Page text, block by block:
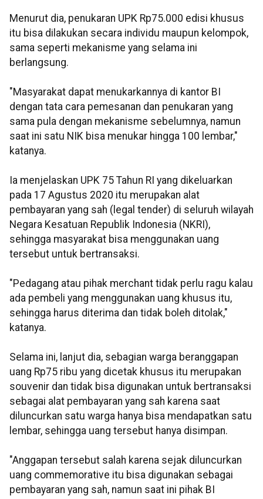
Menurut dia, penukaran UPK Rp75.000 edisi khusus
itu bisa dilakukan secara individu maupun kelompok,
sama seperti mekanisme yang selama ini
berlangsung.
"Masyarakat dapat menukarkannya di kantor BI
dengan tata cara pemesanan dan penukaran yang
sama pula dengan mekanisme sebelumnya, namun
saat ini satu NIK bisa menukar hingga 100 lembar,"
katanya.
Ia menjelaskan UPK 75 Tahun RI yang dikeluarkan
pada 17 Agustus 2020 itu merupakan alat
pembayaran yang sah (legal tender) di seluruh wilayah
Negara Kesatuan Republik Indonesia (NKRI),
sehingga masyarakat bisa menggunakan uang
tersebut untuk bertransaksi.
"Pedagang atau pihak merchant tidak perlu ragu kalau
ada pembeli yang menggunakan uang khusus itu,
sehingga harus diterima dan tidak boleh ditolak,"
katanya.
Selama ini, lanjut dia, sebagian warga beranggapan
uang Rp75 ribu yang dicetak khusus itu merupakan
souvenir dan tidak bisa digunakan untuk bertransaksi
sebagai alat pembayaran yang sah karena saat
diluncurkan satu warga hanya bisa mendapatkan satu
lembar, sehingga uang tersebut hanya disimpan.
"Anggapan tersebut salah karena sejak diluncurkan
uang commemorative itu bisa digunakan sebagai
pembayaran yang sah, namun saat ini pihak BI